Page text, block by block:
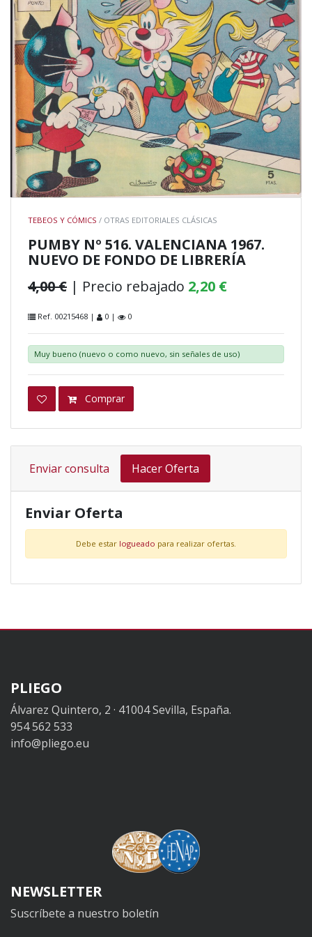
TEBEOS Y CÓMICS / OTRAS EDITORIALES CLÁSICAS
PUMBY Nº 516. VALENCIANA 1967.
NUEVO DE FONDO DE LIBRERÍA
4,00 € | Precio rebajado 2,20 €
Ref. 00215468 | 0 | 0
Muy bueno (nuevo o como nuevo, sin señales de uso)
Comprar
Enviar consulta Hacer Oferta
Enviar Oferta
Debe estar logueado para realizar ofertas.
PLIEGO
Álvarez Quintero, 2 · 41004 Sevilla, España.
954 562 533
info@pliego.eu
NEWSLETTER
Suscríbete a nuestro boletín